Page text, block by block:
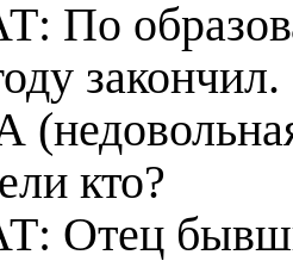
По
кто?
Отец